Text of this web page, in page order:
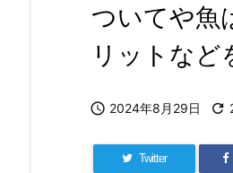
ついてや魚
リットなど
 2024年8月29日 
Twitter